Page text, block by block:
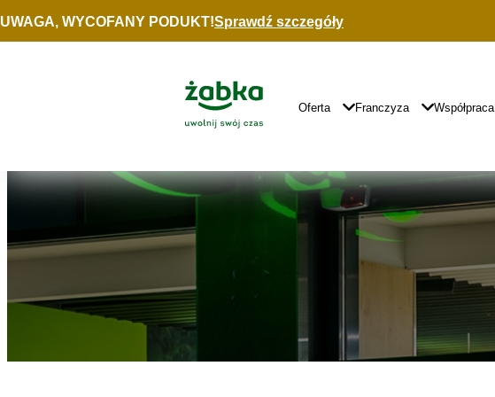
Idź do treści
UWAGA, WYCOFANY PODUKT!Sprawdź szczegóły
Główne
Logo
Główna
Nawigacja
Oferta Franczyza Współpraca